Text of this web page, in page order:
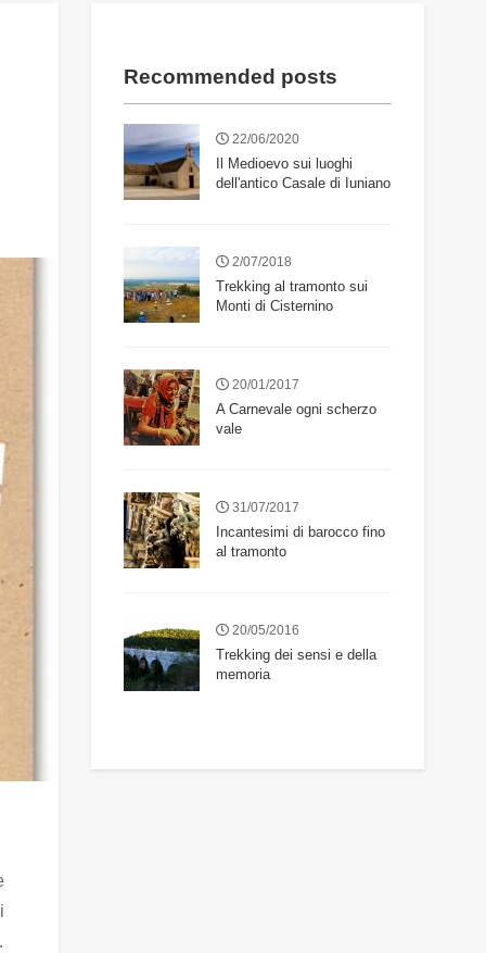
Recommended posts
22/06/2020
Il Medioevo sui luoghi
dell'antico Casale di Iuniano
2/07/2018
Trekking al tramonto sui
Monti di Cisternino
20/01/2017
A Carnevale ogni scherzo
vale
31/07/2017
Incantesimi di barocco fino
al tramonto
20/05/2016
Trekking dei sensi e della
memoria